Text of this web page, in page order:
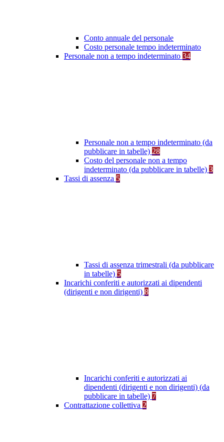
Conto annuale del personale
Costo personale tempo indeterminato
Personale non a tempo indeterminato 34
Personale non a tempo indeterminato (da
pubblicare in tabelle) 28
Costo del personale non a tempo
indeterminato (da pubblicare in tabelle) 3
Tassi di assenza 5
Tassi di assenza trimestrali (da pubblicare
in tabelle) 5
Incarichi conferiti e autorizzati ai dipendenti
(dirigenti e non dirigenti) 8
Incarichi conferiti e autorizzati ai
dipendenti (dirigenti e non dirigenti) (da
pubblicare in tabelle) 7
Contrattazione collettiva 2